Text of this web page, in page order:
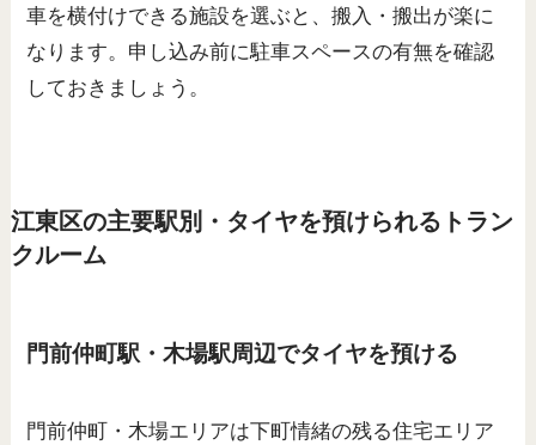
車を横付けできる施設を選ぶと、搬入・搬出が楽に
なります。申し込み前に駐車スペースの有無を確認
しておきましょう。
江東区の主要駅別・タイヤを預けられるトラン
クルーム
門前仲町駅・木場駅周辺でタイヤを預ける
門前仲町・木場エリアは下町情緒の残る住宅エリア